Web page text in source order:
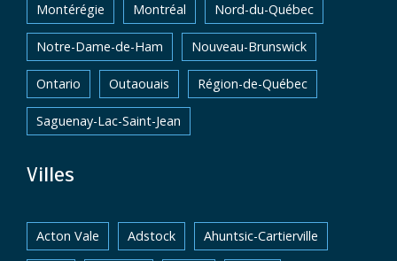
Montérégie Montréal Nord-du-Québec
Notre-Dame-de-Ham Nouveau-Brunswick
Ontario Outaouais Région-de-Québec
Saguenay-Lac-Saint-Jean
Villes
Acton Vale Adstock Ahuntsic-Cartierville